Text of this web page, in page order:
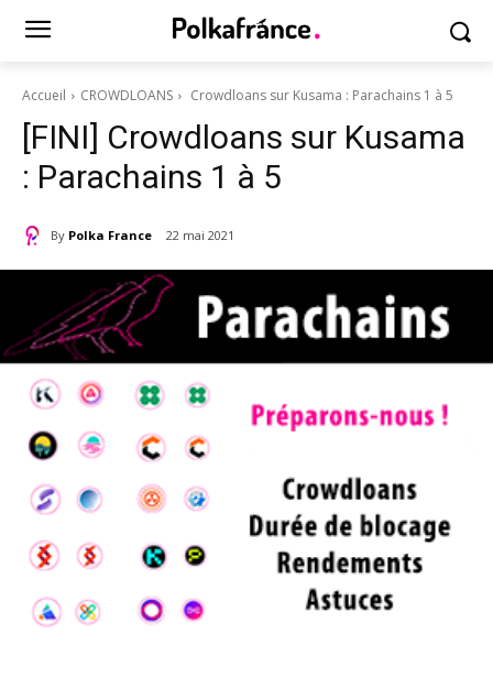
Accueil CROWDLOANS Crowdloans sur Kusama : Parachains 1 à 5
[FINI] Crowdloans sur Kusama
: Parachains 1 à 5
By Polka France 22 mai 2021